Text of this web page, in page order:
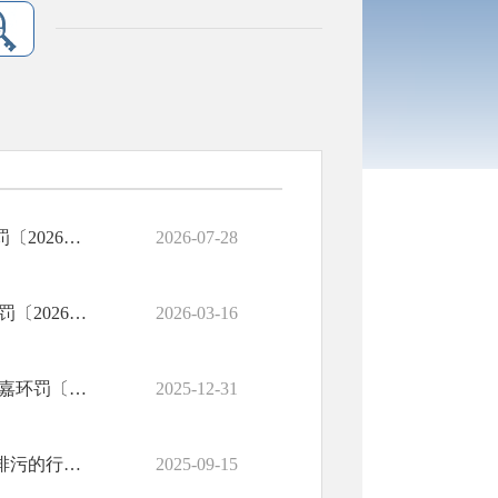
甘肃富佰宏再生资源有限公司超许可总量排放污染物案（嘉环罚〔2026〕2号） 2026-07-28
兰州洁华环境评价咨询有限公司违反环境影响评价行为案(嘉环罚〔2026〕1号) 2026-03-16
嘉峪关市嘉仁万友建筑劳务有限公司违反环境影响评价行为案(嘉环罚〔2025〕14号) 2025-12-31
嘉峪关市清源通洁污水处理有限公司超标或超总量、逃避监管排污的行为案（嘉环罚〔2025〕13号） 2025-09-15